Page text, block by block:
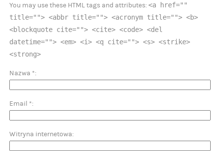
You may use these HTML tags and attributes:<a href=""
title=""> <abbr title=""> <acronym title=""> <b>
<blockquote cite=""> <cite> <code> <del
datetime=""> <em> <i> <q cite=""> <s> <strike>
<strong>
Nazwa *
Email *
Witryna internetowa